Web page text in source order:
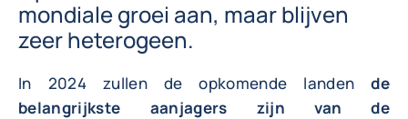
mondiale groei aan, maar blijven
zeer heterogeen.
In 2024 zullen de opkomende landende
belangrijkste aanjagers zijn van de